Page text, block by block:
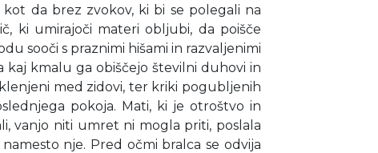
da brez zvokov, ki bi se polegali na
ki umirajoči materi obljubi, da poišče
sooči s praznimi hišami in razvaljenimi
kaj kmalu ga obiščejo številni duhovi in
med zidovi, ter kriki pogubljenih
pokoja. Mati, ki je otroštvo in
vanjo niti umret ni mogla priti, poslala
nje. Pred očmi bralca se odvija